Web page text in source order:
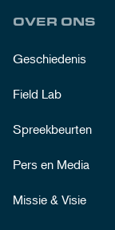
OVER ONS
Geschiedenis
Field Lab
Spreekbeurten
Pers en Media
Missie & Visie